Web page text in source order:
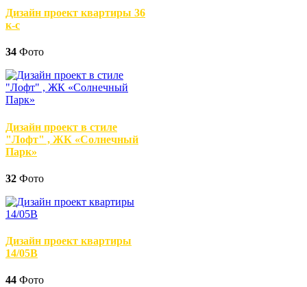
Дизайн проект квартиры 36
к-с
34 Фото
Дизайн проект в стиле
"Лофт" , ЖК «Солнечный
Парк»
32 Фото
Дизайн проект квартиры
14/05В
44 Фото